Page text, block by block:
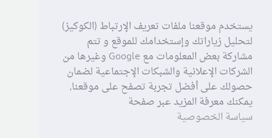
يستخدم موقعنا ملفات تعريف الإرتباط (الكوكيز)
لتحليل زياراتك وإستخدامك للموقع و تتم
مشاركة بعض المعلومات مع Google وغيرها من
الشركات الإعلانية والشبكات الإجتماعية لضمان
حصولك على أفضل تجربة تصفح على موقعنا,
يمكنك معرفة المزيد عبر صفحة
سياسة الخصوصية